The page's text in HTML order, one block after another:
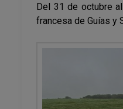
Del 31 de octubre
francesa de Guías y